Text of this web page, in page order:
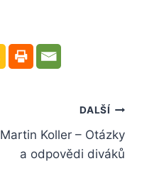
DALŠÍ
Martin Koller – Otázky
a odpovědi diváků